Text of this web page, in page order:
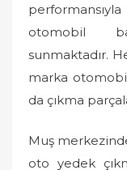
otomobil
sunmaktadır.
marka
da çıkma
Muş
oto yedek